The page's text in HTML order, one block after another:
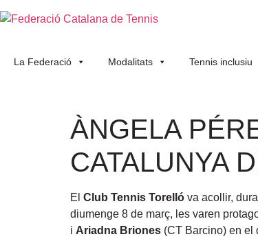
La Federació Modalitats Tennis inclusiu
ÀNGELA
CATALUNYA
El Club Tennis Torelló va acollir,
diumenge 8 de març, les varen
i Ariadna Briones (CT Barcino) en el